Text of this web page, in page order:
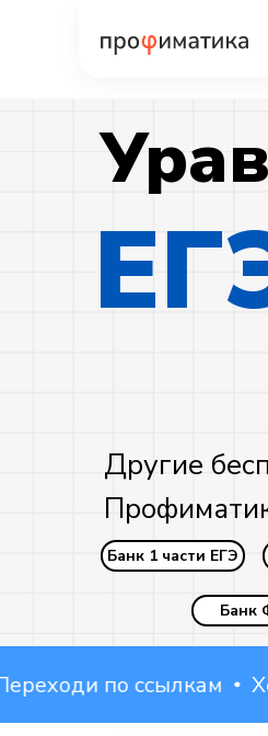
Другие
Банк 1 части ЕГЭ
Банк
по ссылкам